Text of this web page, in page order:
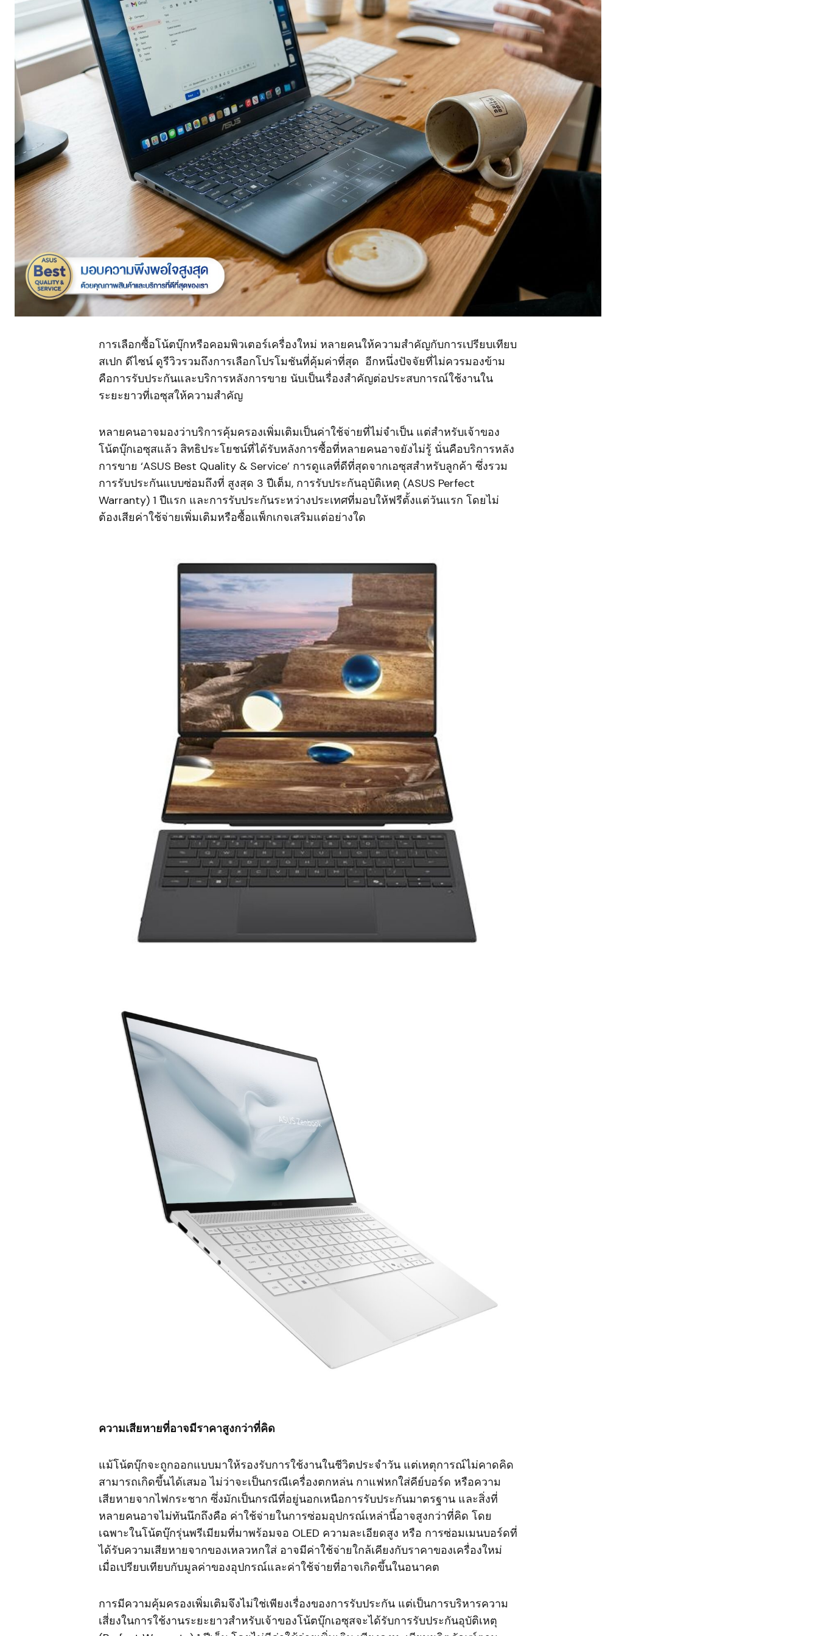
การเลือกซื้อโน้ตบุ๊กหรือคอมพิวเตอร์เครื่องใหม่ หลายคนให้ความสำคัญกับการเปรียบเทียบ
สเปก ดีไซน์ ดูรีวิวรวมถึงการเลือกโปรโมชันที่คุ้มค่าที่สุด อีกหนึ่งปัจจัยที่ไม่ควรมองข้าม
คือการรับประกันและบริการหลังการขาย นับเป็นเรื่องสำคัญต่อประสบการณ์ใช้งานใน
ระยะยาวที่เอซุสให้ความสำคัญ
หลายคนอาจมองว่าบริการคุ้มครองเพิ่มเติมเป็นค่าใช้จ่ายที่ไม่จำเป็น แต่สำหรับเจ้าของ
โน้ตบุ๊กเอซุสแล้ว สิทธิประโยชน์ที่ได้รับหลังการซื้อที่หลายคนอาจยังไม่รู้ นั่นคือบริการหลัง
การขาย ‘ASUS Best Quality & Service’ การดูแลที่ดีที่สุดจากเอซุสสำหรับลูกค้า ซึ่งรวม
การรับประกันแบบซ่อมถึงที่ สูงสุด 3 ปีเต็ม, การรับประกันอุบัติเหตุ (ASUS Perfect
Warranty) 1 ปีแรก และการรับประกันระหว่างประเทศที่มอบให้ฟรีตั้งแต่วันแรก โดยไม่
ต้องเสียค่าใช้จ่ายเพิ่มเติมหรือซื้อแพ็กเกจเสริมแต่อย่างใด
ความเสียหายที่อาจมีราคาสูงกว่าที่คิด
แม้โน้ตบุ๊กจะถูกออกแบบมาให้รองรับการใช้งานในชีวิตประจำวัน แต่เหตุการณ์ไม่คาดคิด
สามารถเกิดขึ้นได้เสมอ ไม่ว่าจะเป็นกรณีเครื่องตกหล่น กาแฟหกใส่คีย์บอร์ด หรือความ
เสียหายจากไฟกระชาก ซึ่งมักเป็นกรณีที่อยู่นอกเหนือการรับประกันมาตรฐาน และสิ่งที่
หลายคนอาจไม่ทันนึกถึงคือ ค่าใช้จ่ายในการซ่อมอุปกรณ์เหล่านี้อาจสูงกว่าที่คิด โดย
เฉพาะในโน้ตบุ๊กรุ่นพรีเมียมที่มาพร้อมจอ OLED ความละเอียดสูง หรือ การซ่อมเมนบอร์ดที่
ได้รับความเสียหายจากของเหลวหกใส่ อาจมีค่าใช้จ่ายใกล้เคียงกับราคาของเครื่องใหม่
เมื่อเปรียบเทียบกับมูลค่าของอุปกรณ์และค่าใช้จ่ายที่อาจเกิดขึ้นในอนาคต
การมีความคุ้มครองเพิ่มเติมจึงไม่ใช่เพียงเรื่องของการรับประกัน แต่เป็นการบริหารความ
เสี่ยงในการใช้งานระยะยาวสำหรับเจ้าของโน้ตบุ๊กเอซุสจะได้รับการรับประกันอุบัติเหตุ